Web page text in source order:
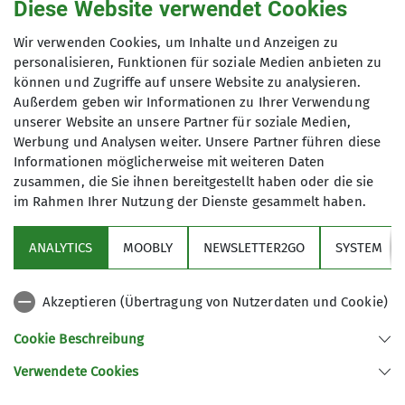
Anmeldung
Keine Anmeldung nötig.
Links
Unsere Sektion
Diese Website verwendet Cookies
Wir verwenden Cookies, um Inhalte und Anzeigen zu
personalisieren, Funktionen für soziale Medien anbieten zu
können und Zugriffe auf unsere Website zu analysieren.
Außerdem geben wir Informationen zu Ihrer Verwendung
unserer Website an unsere Partner für soziale Medien,
Werbung und Analysen weiter. Unsere Partner führen diese
Informationen möglicherweise mit weiteren Daten
zusammen, die Sie ihnen bereitgestellt haben oder die sie
im Rahmen Ihrer Nutzung der Dienste gesammelt haben.
ANALYTICS MOOBLY NEWSLETTER2GO SYSTEM
Akzeptieren (Übertragung von Nutzerdaten und Cookie)
Cookie Beschreibung
Verwendete Cookies